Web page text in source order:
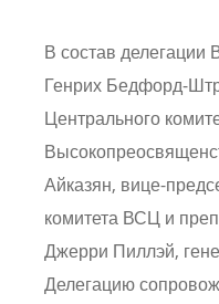
В состав
Генрих Бедфорд-
Центрального
Айказян, вице-
комитета ВСЦ и
Джерри Пиллэй,
Делегацию